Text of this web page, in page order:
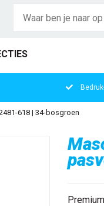
618 | 34-bosgroen